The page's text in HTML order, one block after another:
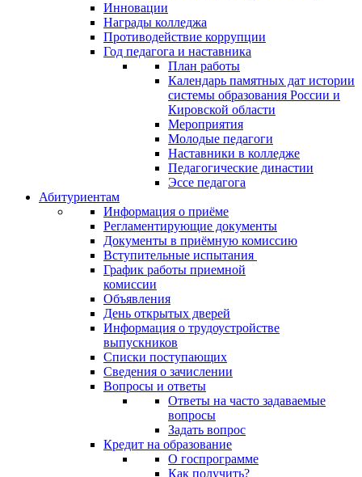
Инновации
Награды колледжа
Противодействие коррупции
Год педагога и наставника
План работы
Календарь памятных дат истории
системы образования России и
Кировской области
Мероприятия
Молодые педагоги
Наставники в колледже
Педагогические династии
Эссе педагога
Абитуриентам
Информация о приёме
Регламентирующие документы
Документы в приёмную комиссию
Вступительные испытания
График работы приемной
комиссии
Объявления
День открытых дверей
Информация о трудоустройстве
выпускников
Списки поступающих
Сведения о зачислении
Вопросы и ответы
Ответы на часто задаваемые
вопросы
Задать вопрос
Кредит на образование
О госпрограмме
Как получить?